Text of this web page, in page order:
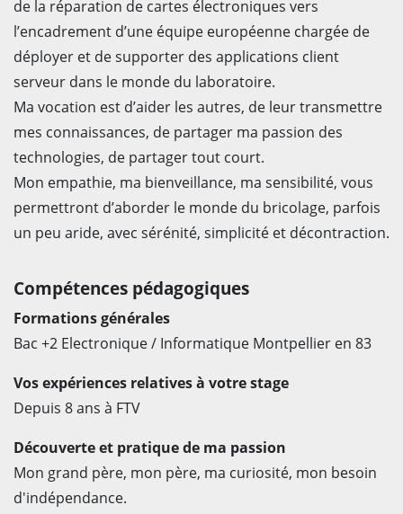
de la réparation de cartes électroniques vers
l’encadrement d’une équipe européenne chargée de
déployer et de supporter des applications client
serveur dans le monde du laboratoire.
Ma vocation est d’aider les autres, de leur transmettre
mes connaissances, de partager ma passion des
technologies, de partager tout court.
Mon empathie, ma bienveillance, ma sensibilité, vous
permettront d’aborder le monde du bricolage, parfois
un peu aride, avec sérénité, simplicité et décontraction.
Compétences pédagogiques
Formations générales
Bac +2 Electronique / Informatique Montpellier en 83
Vos expériences relatives à votre stage
Depuis 8 ans à FTV
Découverte et pratique de ma passion
Mon grand père, mon père, ma curiosité, mon besoin
d'indépendance.